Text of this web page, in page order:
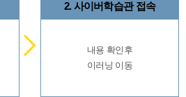
2. 사이버학습관 접속
내용 확인후
이러닝 이동